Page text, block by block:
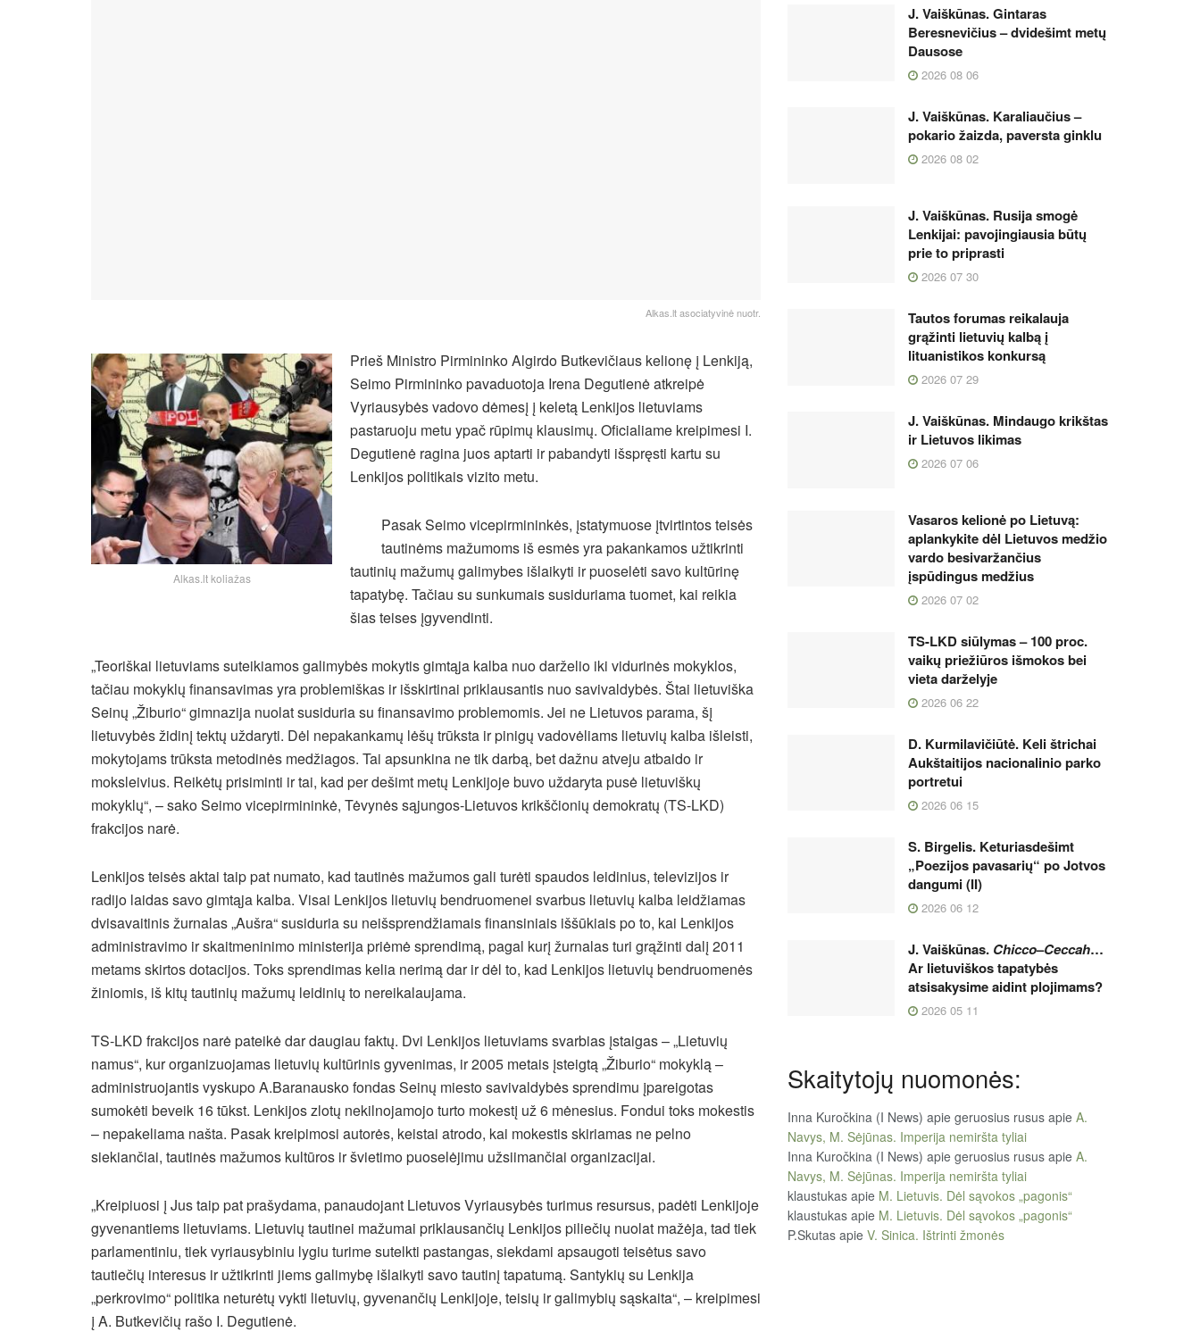
Alkas.lt asociatyvinė nuotr.
Alkas.lt koliažas
Prieš Ministro Pirmininko Algirdo Butkevičiaus kelionę į Lenkiją,
Seimo Pirmininko pavaduotoja Irena Degutienė atkreipė
Vyriausybės vadovo dėmesį į keletą Lenkijos lietuviams
pastaruoju metu ypač rūpimų klausimų. Oficialiame kreipimesi I.
Degutienė ragina juos aptarti ir pabandyti išspręsti kartu su
Lenkijos politikais vizito metu.
Pasak Seimo vicepirmininkės, įstatymuose įtvirtintos teisės
tautinėms mažumoms iš esmės yra pakankamos užtikrinti
tautinių mažumų galimybes išlaikyti ir puoselėti savo kultūrinę
tapatybę. Tačiau su sunkumais susiduriama tuomet, kai reikia
šias teises įgyvendinti.
„Teoriškai lietuviams suteikiamos galimybės mokytis gimtąja kalba nuo darželio iki vidurinės mokyklos,
tačiau mokyklų finansavimas yra problemiškas ir išskirtinai priklausantis nuo savivaldybės. Štai lietuviška
Seinų „Žiburio“ gimnazija nuolat susiduria su finansavimo problemomis. Jei ne Lietuvos parama, šį
lietuvybės židinį tektų uždaryti. Dėl nepakankamų lėšų trūksta ir pinigų vadovėliams lietuvių kalba išleisti,
mokytojams trūksta metodinės medžiagos. Tai apsunkina ne tik darbą, bet dažnu atveju atbaido ir
moksleivius. Reikėtų prisiminti ir tai, kad per dešimt metų Lenkijoje buvo uždaryta pusė lietuviškų
mokyklų“, – sako Seimo vicepirmininkė, Tėvynės sąjungos-Lietuvos krikščionių demokratų (TS-LKD)
frakcijos narė.
Lenkijos teisės aktai taip pat numato, kad tautinės mažumos gali turėti spaudos leidinius, televizijos ir
radijo laidas savo gimtąja kalba. Visai Lenkijos lietuvių bendruomenei svarbus lietuvių kalba leidžiamas
dvisavaitinis žurnalas „Aušra“ susiduria su neišsprendžiamais finansiniais iššūkiais po to, kai Lenkijos
administravimo ir skaitmeninimo ministerija priėmė sprendimą, pagal kurį žurnalas turi grąžinti dalį 2011
metams skirtos dotacijos. Toks sprendimas kelia nerimą dar ir dėl to, kad Lenkijos lietuvių bendruomenės
žiniomis, iš kitų tautinių mažumų leidinių to nereikalaujama.
TS-LKD frakcijos narė pateikė dar daugiau faktų. Dvi Lenkijos lietuviams svarbias įstaigas – „Lietuvių
namus“, kur organizuojamas lietuvių kultūrinis gyvenimas, ir 2005 metais įsteigtą „Žiburio“ mokyklą –
administruojantis vyskupo A.Baranausko fondas Seinų miesto savivaldybės sprendimu įpareigotas
sumokėti beveik 16 tūkst. Lenkijos zlotų nekilnojamojo turto mokestį už 6 mėnesius. Fondui toks mokestis
– nepakeliama našta. Pasak kreipimosi autorės, keistai atrodo, kai mokestis skiriamas ne pelno
siekiančiai, tautinės mažumos kultūros ir švietimo puoselėjimu užsiimančiai organizacijai.
„Kreipiuosi į Jus taip pat prašydama, panaudojant Lietuvos Vyriausybės turimus resursus, padėti Lenkijoje
gyvenantiems lietuviams. Lietuvių tautinei mažumai priklausančių Lenkijos piliečių nuolat mažėja, tad tiek
parlamentiniu, tiek vyriausybiniu lygiu turime sutelkti pastangas, siekdami apsaugoti teisėtus savo
tautiečių interesus ir užtikrinti jiems galimybę išlaikyti savo tautinį tapatumą. Santykių su Lenkija
„perkrovimo“ politika neturėtų vykti lietuvių, gyvenančių Lenkijoje, teisių ir galimybių sąskaita“, – kreipimesi
į A. Butkevičių rašo I. Degutienė.
J. Vaiškūnas. Gintaras
Beresnevičius – dvidešimt metų
Dausose
2026 08 06
J. Vaiškūnas. Karaliaučius –
pokario žaizda, paversta ginklu
2026 08 02
J. Vaiškūnas. Rusija smogė
Lenkijai: pavojingiausia būtų
prie to priprasti
2026 07 30
Tautos forumas reikalauja
grąžinti lietuvių kalbą į
lituanistikos konkursą
2026 07 29
J. Vaiškūnas. Mindaugo krikštas
ir Lietuvos likimas
2026 07 06
Vasaros kelionė po Lietuvą:
aplankykite dėl Lietuvos medžio
vardo besivaržančius
įspūdingus medžius
2026 07 02
TS-LKD siūlymas – 100 proc.
vaikų priežiūros išmokos bei
vieta darželyje
2026 06 22
D. Kurmilavičiūtė. Keli štrichai
Aukštaitijos nacionalinio parko
portretui
2026 06 15
S. Birgelis. Keturiasdešimt
„Poezijos pavasarių“ po Jotvos
dangumi (II)
2026 06 12
J. Vaiškūnas. Chicco–Ceccah…
Ar lietuviškos tapatybės
atsisakysime aidint plojimams?
2026 05 11
Skaitytojų nuomonės:
Inna Kuročkina (I News) apie geruosius rusus apie A.
Navys, M. Sėjūnas. Imperija nemiršta tyliai
Inna Kuročkina (I News) apie geruosius rusus apie A.
Navys, M. Sėjūnas. Imperija nemiršta tyliai
klaustukas apie M. Lietuvis. Dėl sąvokos „pagonis“
klaustukas apie M. Lietuvis. Dėl sąvokos „pagonis“
P.Skutas apie V. Sinica. Ištrinti žmonės